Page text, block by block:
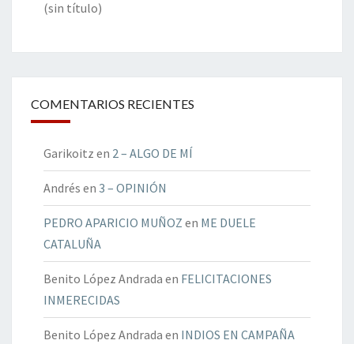
(sin título)
COMENTARIOS RECIENTES
Garikoitz en 2 – ALGO DE MÍ
Andrés en 3 – OPINIÓN
PEDRO APARICIO MUÑOZ en ME DUELE
CATALUÑA
Benito López Andrada en FELICITACIONES
INMERECIDAS
Benito López Andrada en INDIOS EN CAMPAÑA